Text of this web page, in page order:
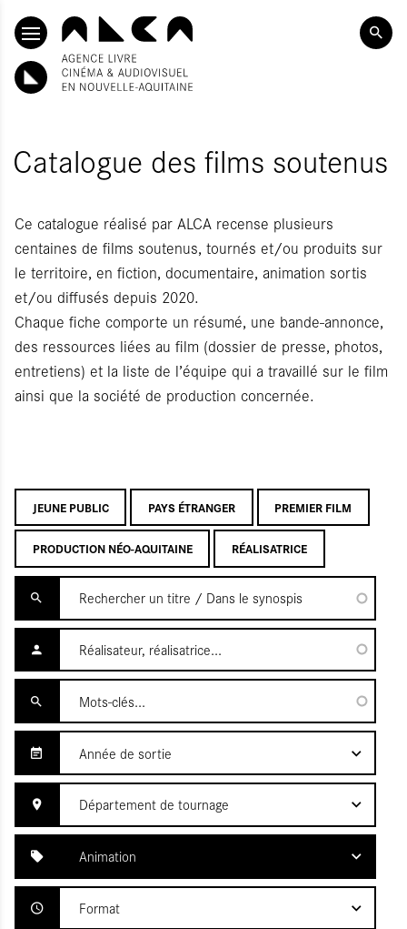
ALLER AU CONTENU PRINCIPAL
Catalogue des films soutenus
Ce catalogue réalisé par ALCA recense plusieurs
centaines de films soutenus, tournés et/ou produits sur
le territoire, en fiction, documentaire, animation sortis
et/ou diffusés depuis 2020.
Chaque fiche comporte un résumé, une bande-annonce,
des ressources liées au film (dossier de presse, photos,
entretiens) et la liste de l’équipe qui a travaillé sur le film
ainsi que la société de production concernée.
JEUNE PUBLIC PAYS ÉTRANGER PREMIER FILM
PRODUCTION NÉO-AQUITAINE RÉALISATRICE
Année de sortie
Département de tournage
Animation
Format